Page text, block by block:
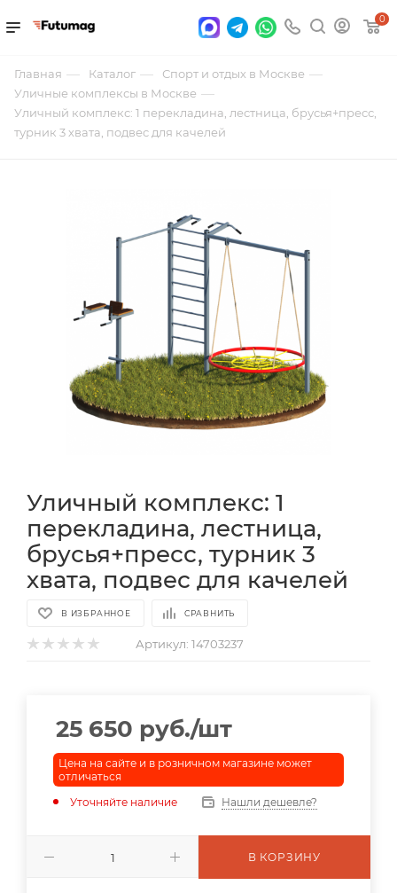
0
Главная — Каталог — Спорт и отдых в Москве —
Уличные комплексы в Москве —
Уличный комплекс: 1 перекладина, лестница, брусья+пресс,
турник 3 хвата, подвес для качелей
Уличный комплекс: 1
перекладина, лестница,
брусья+пресс, турник 3
хвата, подвес для качелей
В ИЗБРАННОЕ СРАВНИТЬ
Артикул: 14703237
25 650 руб./шт
Цена на сайте и в розничном магазине может
отличаться
Уточняйте наличие
Нашли дешевле?
В КОРЗИНУ